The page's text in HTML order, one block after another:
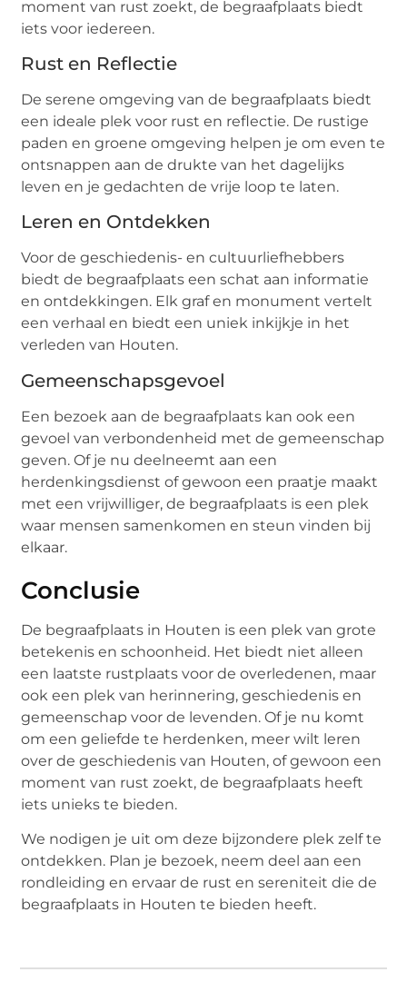
moment van rust zoekt, de begraafplaats biedt
iets voor iedereen.
Rust en Reflectie
De serene omgeving van de begraafplaats biedt
een ideale plek voor rust en reflectie. De rustige
paden en groene omgeving helpen je om even te
ontsnappen aan de drukte van het dagelijks
leven en je gedachten de vrije loop te laten.
Leren en Ontdekken
Voor de geschiedenis- en cultuurliefhebbers
biedt de begraafplaats een schat aan informatie
en ontdekkingen. Elk graf en monument vertelt
een verhaal en biedt een uniek inkijkje in het
verleden van Houten.
Gemeenschapsgevoel
Een bezoek aan de begraafplaats kan ook een
gevoel van verbondenheid met de gemeenschap
geven. Of je nu deelneemt aan een
herdenkingsdienst of gewoon een praatje maakt
met een vrijwilliger, de begraafplaats is een plek
waar mensen samenkomen en steun vinden bij
elkaar.
Conclusie
De begraafplaats in Houten is een plek van grote
betekenis en schoonheid. Het biedt niet alleen
een laatste rustplaats voor de overledenen, maar
ook een plek van herinnering, geschiedenis en
gemeenschap voor de levenden. Of je nu komt
om een geliefde te herdenken, meer wilt leren
over de geschiedenis van Houten, of gewoon een
moment van rust zoekt, de begraafplaats heeft
iets unieks te bieden.
We nodigen je uit om deze bijzondere plek zelf te
ontdekken. Plan je bezoek, neem deel aan een
rondleiding en ervaar de rust en sereniteit die de
begraafplaats in Houten te bieden heeft.